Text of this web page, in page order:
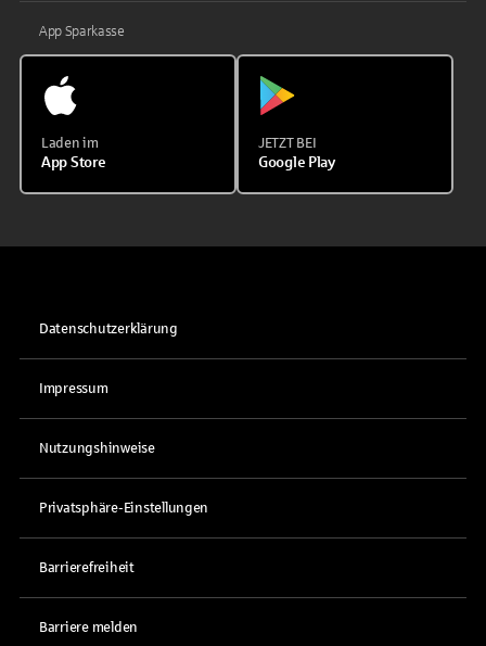
App Sparkasse
Laden im
App Store
JETZT BEI
Google Play
Datenschutzerklärung
Impressum
Nutzungshinweise
Privatsphäre-Einstellungen
Barrierefreiheit
Barriere melden